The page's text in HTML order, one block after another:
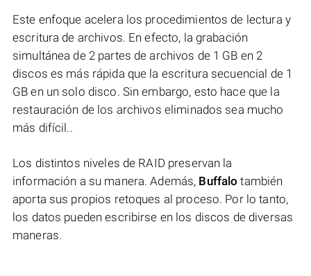
Este enfoque acelera los procedimientos de lectura y
escritura de archivos. En efecto, la grabación
simultánea de 2 partes de archivos de 1 GB en 2
discos es más rápida que la escritura secuencial de 1
GB en un solo disco. Sin embargo, esto hace que la
restauración de los archivos eliminados sea mucho
más difícil..
Los distintos niveles de RAID preservan la
información a su manera. Además, Buffalo también
aporta sus propios retoques al proceso. Por lo tanto,
los datos pueden escribirse en los discos de diversas
maneras.